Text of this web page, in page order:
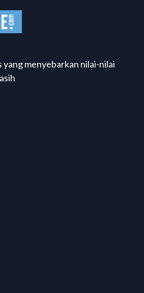
menyebarkan nilai-nilai